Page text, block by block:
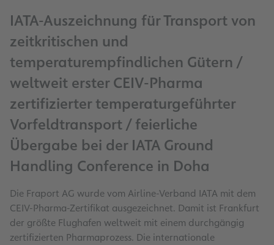
IATA-Auszeichnung für Transport von
zeitkritischen und
temperaturempfindlichen Gütern /
weltweit erster CEIV-Pharma
zertifizierter temperaturgeführter
Vorfeldtransport / feierliche
Übergabe bei der IATA Ground
Handling Conference in Doha
Die Fraport AG wurde vom Airline-Verband IATA mit dem
CEIV-Pharma-Zertifikat ausgezeichnet. Damit ist Frankfurt
der größte Flughafen weltweit mit einem durchgängig
zertifizierten Pharmaprozess. Die internationale